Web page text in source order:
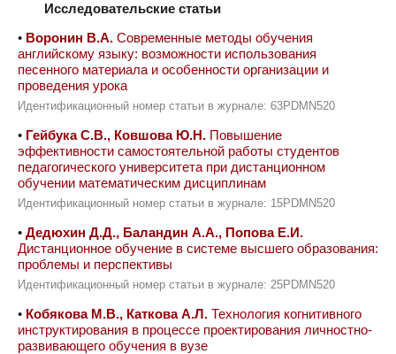
Исследовательские статьи
• Воронин В.А. Современные методы обучения
английскому языку: возможности использования
песенного материала и особенности организации и
проведения урока
Идентификационный номер статьи в журнале: 63PDMN520
• Гейбука С.В., Ковшова Ю.Н. Повышение
эффективности самостоятельной работы студентов
педагогического университета при дистанционном
обучении математическим дисциплинам
Идентификационный номер статьи в журнале: 15PDMN520
• Дедюхин Д.Д., Баландин А.А., Попова Е.И.
Дистанционное обучение в системе высшего образования:
проблемы и перспективы
Идентификационный номер статьи в журнале: 25PDMN520
• Кобякова М.В., Каткова А.Л. Технология когнитивного
инструктирования в процессе проектирования личностно-
развивающего обучения в вузе